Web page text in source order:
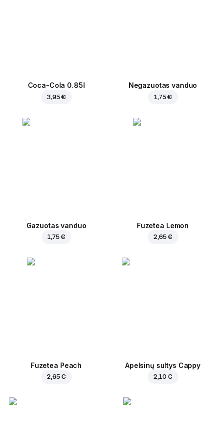
Coca-Cola 0.85l
3,95 €
Negazuotas vanduo
1,75 €
Gazuotas vanduo
1,75 €
Fuzetea Lemon
2,65 €
Fuzetea Peach
2,65 €
Apelsinų sultys Cappy
2,10 €